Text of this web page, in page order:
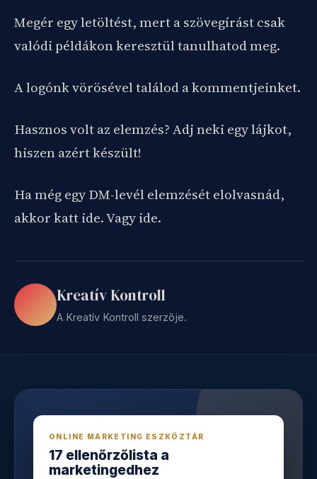
Megér egy letöltést, mert a szövegírást csak
valódi példákon keresztül tanulhatod meg.
A logónk vörösével találod a kommentjeinket.
Hasznos volt az elemzés? Adj neki egy lájkot,
hiszen azért készült!
Ha még egy DM-levél elemzését elolvasnád,
akkor katt ide. Vagy ide.
Kreatív Kontroll
A Kreatív Kontroll szerzője.
ONLINE MARKETING ESZKÖZTÁR
17 ellenőrzőlista a
marketingedhez